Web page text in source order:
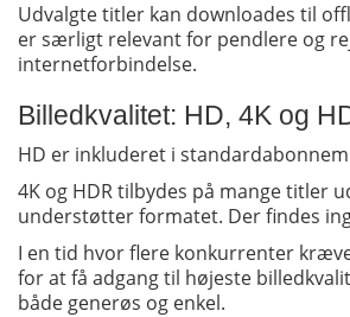
Udvalgte titler kan downloades til
er særligt relevant for pendlere og
internetforbindelse.
Billedkvalitet: HD, 4K og
HD er inkluderet i
4K og HDR tilbydes på mange titler
understøtter formatet. Der findes
I en tid hvor flere konkurrenter
for at få adgang til højeste
både generøs og enkel.